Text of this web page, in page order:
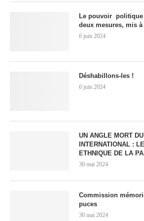
Le pouvoir politique
deux mesures, mis à
6 juin 2024
Déshabillons-les !
6 juin 2024
UN ANGLE MORT
INTERNATIONAL :
ETHNIQUE DE LA
30 mai 2024
Commission
puces
30 mai 2024